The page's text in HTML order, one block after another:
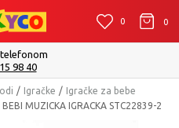
0 0
98 40
Igračke
Igračke za bebe
BEBI MUZICKA IGRACKA STC22839-2